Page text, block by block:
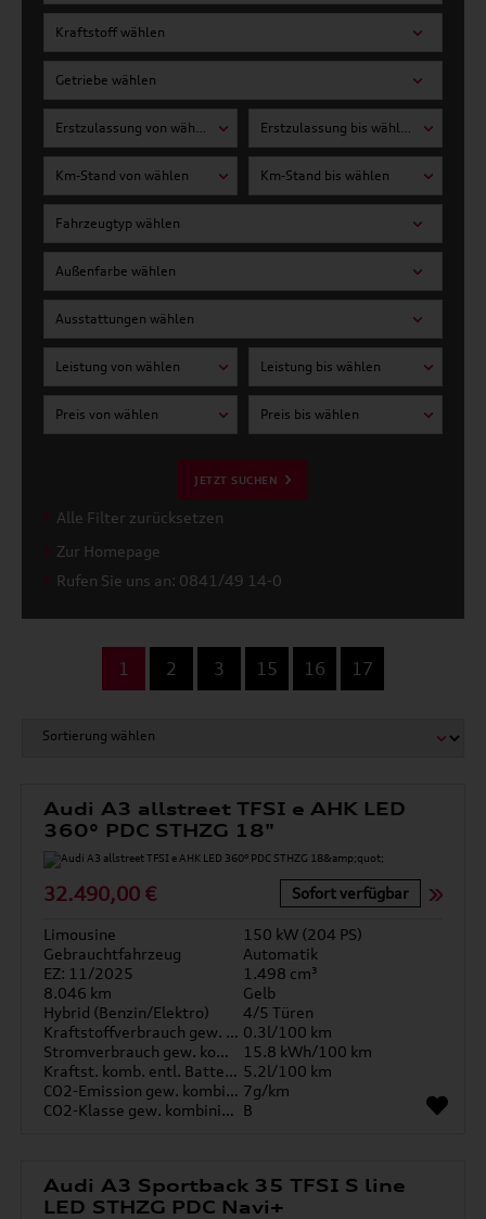
Kraftstoff wählen
Getriebe wählen
Erstzulassung von wählen Erstzulassung bis wählen
Km-Stand von wählen Km-Stand bis wählen
Fahrzeugtyp wählen
Außenfarbe wählen
Ausstattungen wählen
Leistung von wählen Leistung bis wählen
Preis von wählen Preis bis wählen
JETZT SUCHEN
Alle Filter zurücksetzen
Zur Homepage
Rufen Sie uns an: 0841/49 14-0
1 2 3 15 16 17
Audi A3 allstreet TFSI e AHK LED
360° PDC STHZG 18"
32.490,00 € Sofort verfügbar
Limousine
150 kW (204 PS)
Gebrauchtfahrzeug
Automatik
EZ: 11/2025
1.498 cm³
8.046 km
Gelb
Hybrid (Benzin/Elektro)
4/5 Türen
Kraftstoffverbrauch gew. kombiniert 0.3l/100 km
Stromverbrauch gew. kombiniert
15.8 kWh/100 km
Kraftst. komb. entl. Batterie 5.2l/100 km
CO2-Emission gew. kombiniert 7g/km
CO2-Klasse gew. kombiniert B
Audi A3 Sportback 35 TFSI S line
LED STHZG PDC Navi+